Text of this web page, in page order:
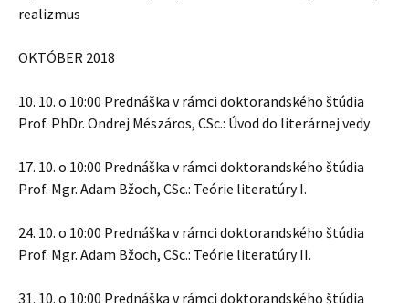
realizmus
OKTÓBER 2018
10. 10. o 10:00 Prednáška v rámci doktorandského štúdia
Prof. PhDr. Ondrej Mészáros, CSc.: Úvod do literárnej vedy
17. 10. o 10:00 Prednáška v rámci doktorandského štúdia
Prof. Mgr. Adam Bžoch, CSc.: Teórie literatúry I.
24. 10. o 10:00 Prednáška v rámci doktorandského štúdia
Prof. Mgr. Adam Bžoch, CSc.: Teórie literatúry II.
31. 10. o 10:00 Prednáška v rámci doktorandského štúdia